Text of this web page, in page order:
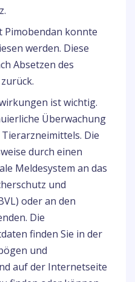
Pimobendan konnte
werden. Diese
Absetzen des
ist wichtig.
Überwachung
Die
durch einen
Meldesystem an das
und
oder an den
Die
finden Sie in der
und
auf der Internetseite